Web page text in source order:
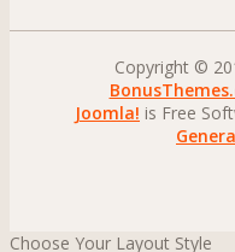
Copyright ©
Joomla! is Free
Choose Your Layout Style